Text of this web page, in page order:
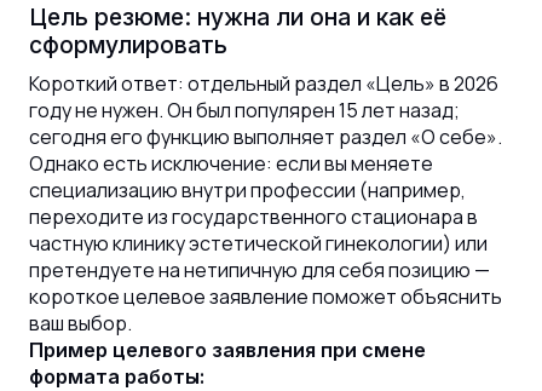
Цель резюме: нужна ли она и как её
сформулировать
Короткий ответ: отдельный раздел «Цель» в 2026
году не нужен. Он был популярен 15 лет назад;
сегодня его функцию выполняет раздел «О себе».
Однако есть исключение: если вы меняете
специализацию внутри профессии (например,
переходите из государственного стационара в
частную клинику эстетической гинекологии) или
претендуете на нетипичную для себя позицию —
короткое целевое заявление поможет объяснить
ваш выбор.
Пример целевого заявления при смене
формата работы: